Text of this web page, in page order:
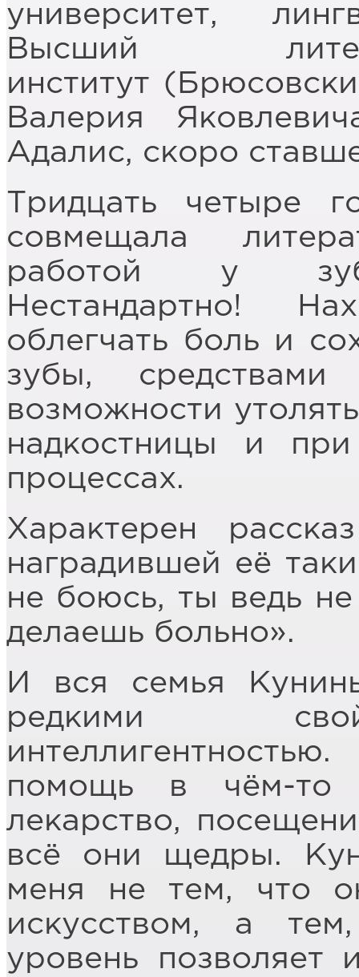
университет,
Высший
институт
Валерия
Адалис, скоро
Тридцать четыре
совмещала
работой у
Нестандартно!
облегчать боль и
зубы, средствами
возможности
надкостницы и при
процессах.
Характерен
наградившей её
не боюсь, ты ведь
делаешь больно».
И вся семья
редкими
помощь в чём-то
лекарство,
всё они щедры.
меня не тем, что
искусством, а
уровень